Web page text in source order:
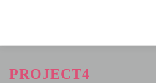
ン
概要 METHOD
PROJECT4